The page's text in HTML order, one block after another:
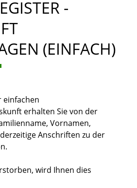
-
(EINFACH)
einfachen
erhalten Sie von der
Vornamen,
Anschriften zu der
wird Ihnen dies